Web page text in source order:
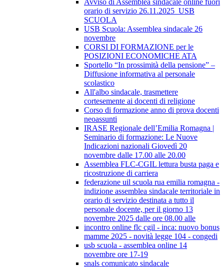
Avviso di Assemblea sindacale online fuori
orario di servizio 26.11.2025_USB
SCUOLA
USB Scuola: Assemblea sindacale 26
novembre
CORSI DI FORMAZIONE per le
POSIZIONI ECONOMICHE ATA
Sportello “In prossimità della pensione” –
Diffusione informativa al personale
scolastico
All'albo sindacale, trasmettere
cortesemente ai docenti di religione
Corso di formazione anno di prova docenti
neoassunti
IRASE Regionale dell’Emilia Romagna |
Seminario di formazione: Le Nuove
Indicazioni nazionali Giovedì 20
novembre dalle 17.00 alle 20.00
Assemblea FLC-CGIL lettura busta paga e
ricostruzione di carriera
federazione uil scuola rua emilia romagna -
indizione assemblea sindacale territoriale in
orario di servizio destinata a tutto il
personale docente, per il giorno 13
novembre 2025 dalle ore 08.00 alle
incontro online flc cgil - inca: nuovo bonus
mamme 2025 - novità legge 104 - congedi
usb scuola - assemblea online 14
novembre ore 17-19
snals comunicato sindacale